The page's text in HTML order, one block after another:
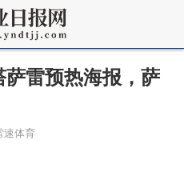
雷预热海报，萨
速体育